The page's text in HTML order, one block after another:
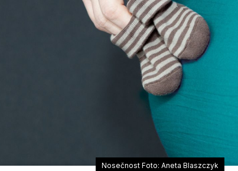
Nosečnost Foto: Aneta Blaszczyk